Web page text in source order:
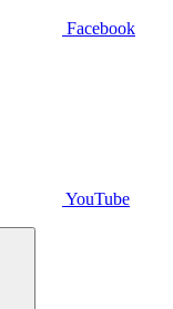
Facebook
YouTube